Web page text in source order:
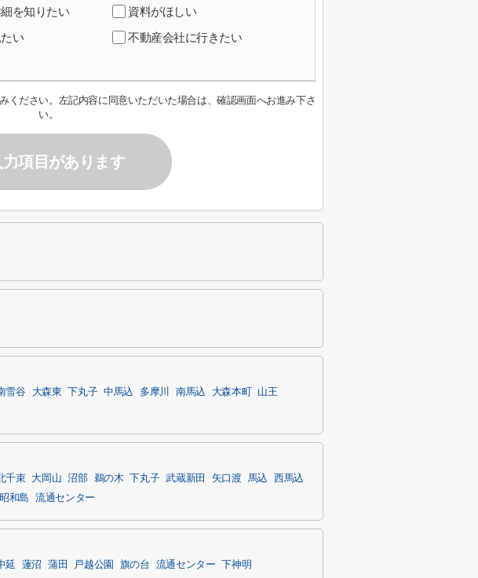
を知りたい
資料がほしい
い
不動産会社に行きたい
ください。左記内容に同意いただいた場合は、確認画面へお進み下さ
い。
力項目があります
雪谷 大森東 下丸子 中馬込 多摩川 南馬込 大森本町
山王
千束 大岡山 沼部 鵜の木 下丸子 武蔵新田 矢口渡 馬込
西馬込
昭和島 流通センター
延 蓮沼 蒲田 戸越公園 旗の台 流通センター 下神明